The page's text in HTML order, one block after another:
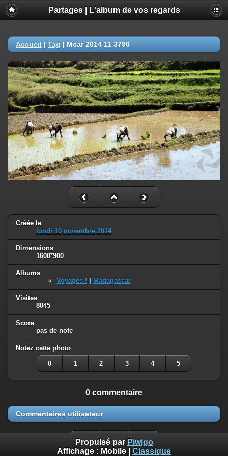
Partages | L'album de vos regards
Accueil | Tag | Mcar 2014 11 3790
Créée le
lundi 10 novembre 2014
Dimensions
1600*900
Albums
Voyages !
Madagascar
Visites
8045
Score
pas de note
Notez cette photo
0 1 2 3 4 5
0 commentaire
Commentaires utilisateur
Propulsé par Piwigo
Affichage : Mobile Classique